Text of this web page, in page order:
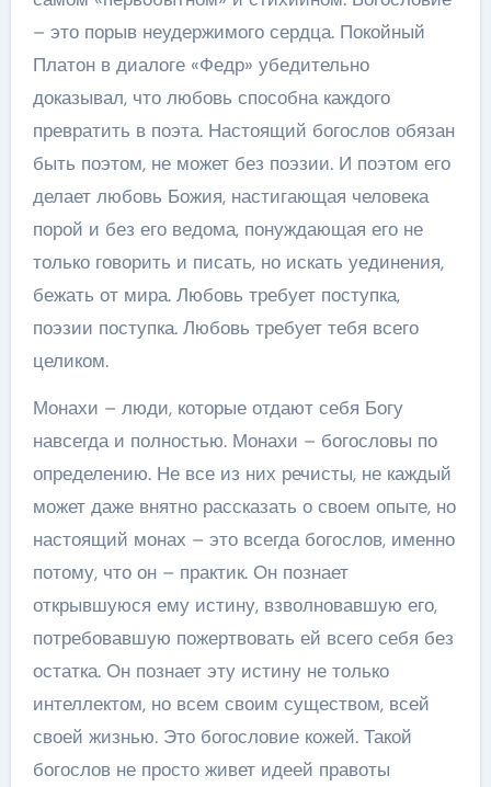
– это порыв неудержимого сердца. Покойный
Платон в диалоге «Федр» убедительно
доказывал, что любовь способна каждого
превратить в поэта. Настоящий богослов обязан
быть поэтом, не может без поэзии. И поэтом его
делает любовь Божия, настигающая человека
порой и без его ведома, понуждающая его не
только говорить и писать, но искать уединения,
бежать от мира. Любовь требует поступка,
поэзии поступка. Любовь требует тебя всего
целиком.
Монахи – люди, которые отдают себя Богу
навсегда и полностью. Монахи – богословы по
определению. Не все из них речисты, не каждый
может даже внятно рассказать о своем опыте, но
настоящий монах – это всегда богослов, именно
потому, что он – практик. Он познает
открывшуюся ему истину, взволновавшую его,
потребовавшую пожертвовать ей всего себя без
остатка. Он познает эту истину не только
интеллектом, но всем своим существом, всей
своей жизнью. Это богословие кожей. Такой
богослов не просто живет идеей правоты